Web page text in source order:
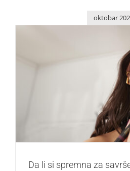
oktobar
Da li si spremna za
Lepota i moda
Da li si spremna za